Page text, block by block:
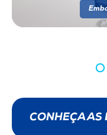
CONHEÇA AS